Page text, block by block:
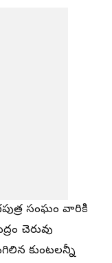
సంఘం వారికి
చెరువు
కుంటలన్నీ